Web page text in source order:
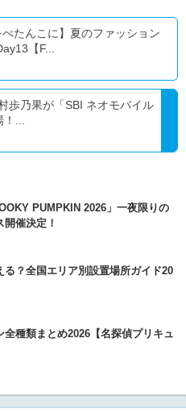
ぺたんこに】夏のファッション
【F...
歩乃果が「SBI ネオモバイル
！...
PUMPKIN 2026」一夜限りの
催決定！
る？全国エリア別設置場所ガイド20
全種類まとめ2026【名探偵プリキュ